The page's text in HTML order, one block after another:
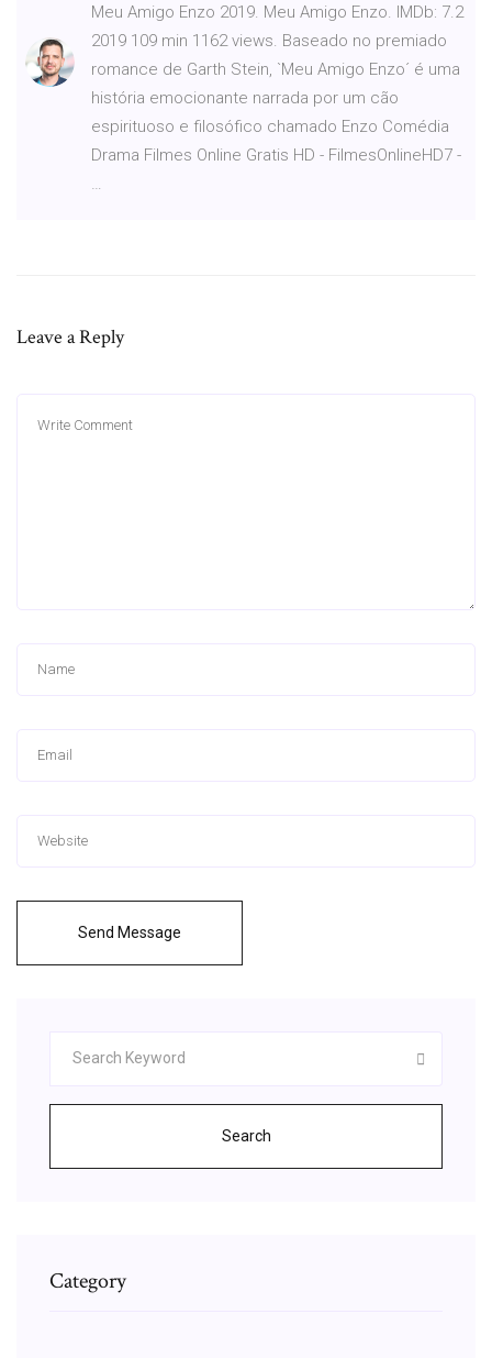
Meu Amigo Enzo 2019. Meu Amigo Enzo. IMDb: 7.2
2019 109 min 1162 views. Baseado no premiado
romance de Garth Stein, `Meu Amigo Enzo´ é uma
história emocionante narrada por um cão
espirituoso e filosófico chamado Enzo Comédia
Drama Filmes Online Gratis HD - FilmesOnlineHD7 -
…
Leave a Reply
Send Message
Search
Category